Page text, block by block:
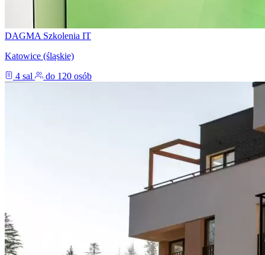
DAGMA Szkolenia IT
Katowice (śląskie)
4 sal
do 120 osób